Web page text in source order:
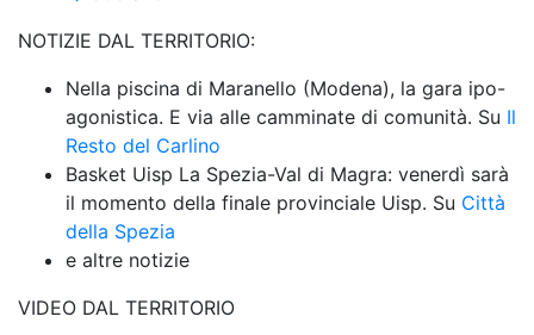
NOTIZIE DAL TERRITORIO:
Nella piscina di Maranello (Modena), la gara ipo-
agonistica. E via alle camminate di comunità. Su Il
Resto del Carlino
Basket Uisp La Spezia-Val di Magra: venerdì sarà
il momento della finale provinciale Uisp. Su Città
della Spezia
e altre notizie
VIDEO DAL TERRITORIO